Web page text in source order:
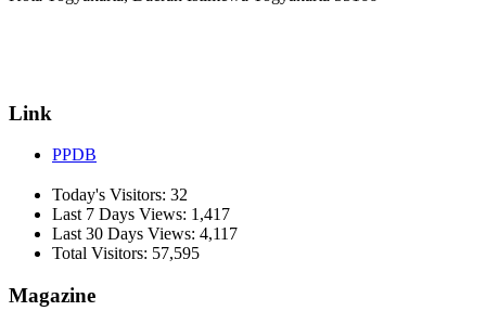
Link
PPDB
Today's Visitors: 32
Last 7 Days Views: 1,417
Last 30 Days Views: 4,117
Total Visitors: 57,595
Magazine